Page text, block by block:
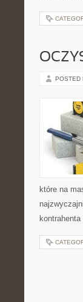
POSTED
które na